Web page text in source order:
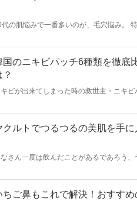
代の肌悩みで一番多いのが、毛穴悩み。
いのでは？エステや病院だと高いし・
国のニキビパッチ6種類を徹底
？
ビが出来てしまった時の救世主・ニキ
も早くコスパが良いことで知られてい
クルトでつるつるの美肌を手
さん一度は飲んだことがあるであろう
きで、一日何本も飲んでは「飲みすぎ
について、ご紹介します♡
ちご鼻もこれで解決！おすす